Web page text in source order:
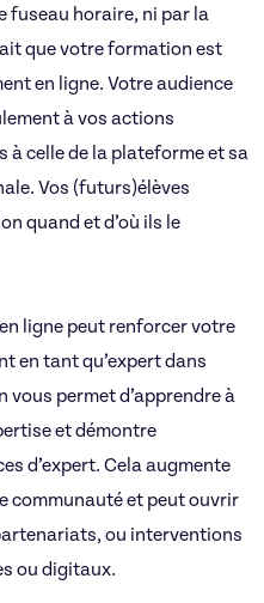
fuseau horaire, ni par la
que votre formation est
en ligne. Votre audience
à vos actions
à celle de la plateforme et sa
Vos (futurs)élèves
quand et d’où ils le
ligne peut renforcer votre
en tant qu’expert dans
permet d’apprendre à
et démontre
d’expert. Cela augmente
communauté et peut ouvrir
ou interventions
ou digitaux.